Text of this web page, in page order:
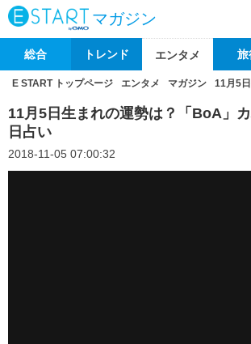
マガジン
総合 トレンド エンタメ 旅
E START トップページ エンタメ マガジン 11月5
11月5日生まれの運勢は？「BoA」
日占い
2018-11-05 07:00:32